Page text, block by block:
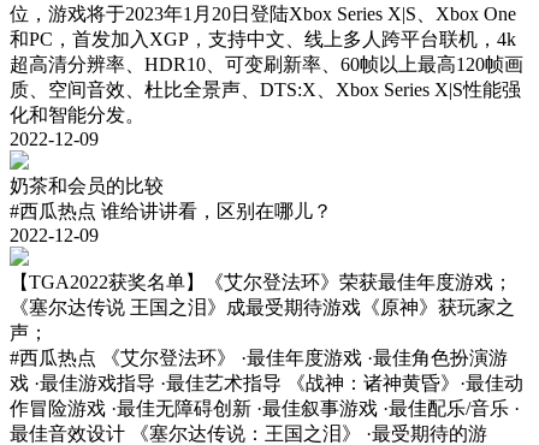
位，游戏将于2023年1月20日登陆Xbox Series X|S、Xbox One
和PC，首发加入XGP，支持中文、线上多人跨平台联机，4k
超高清分辨率、HDR10、可变刷新率、60帧以上最高120帧画
质、空间音效、杜比全景声、DTS:X、Xbox Series X|S性能强
化和智能分发。
2022-12-09
奶茶和会员的比较
#西瓜热点 谁给讲讲看，区别在哪儿？
2022-12-09
【TGA2022获奖名单】《艾尔登法环》荣获最佳年度游戏；
《塞尔达传说 王国之泪》成最受期待游戏《原神》获玩家之
声；
#西瓜热点
《艾尔登法环》 ·最佳年度游戏 ·最佳角色扮演游
戏 ·最佳游戏指导 ·最佳艺术指导 《战神：诸神黄昏》·最佳动
作冒险游戏 ·最佳无障碍创新 ·最佳叙事游戏 ·最佳配乐/音乐 ·
最佳音效设计 《塞尔达传说：王国之泪》 ·最受期待的游